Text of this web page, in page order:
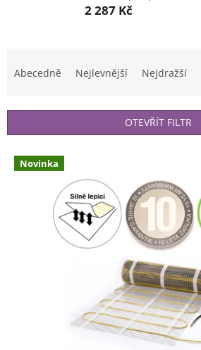
2 287 Kč
í
Abecedně Nejlevnější Nejdražší
OTEVŘÍT FILTR
V Novinka